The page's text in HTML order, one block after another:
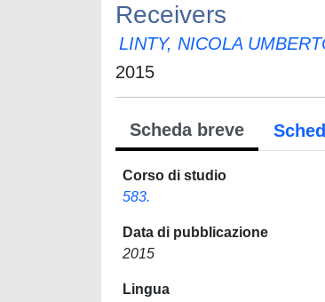
Receivers
LINTY, NICOLA
2015
Scheda breve
Corso di studio
583.
Data di pubblicazione
2015
Lingua